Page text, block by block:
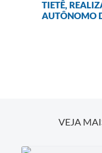
TIETÊ,
AUTÔNOMO
VEJA